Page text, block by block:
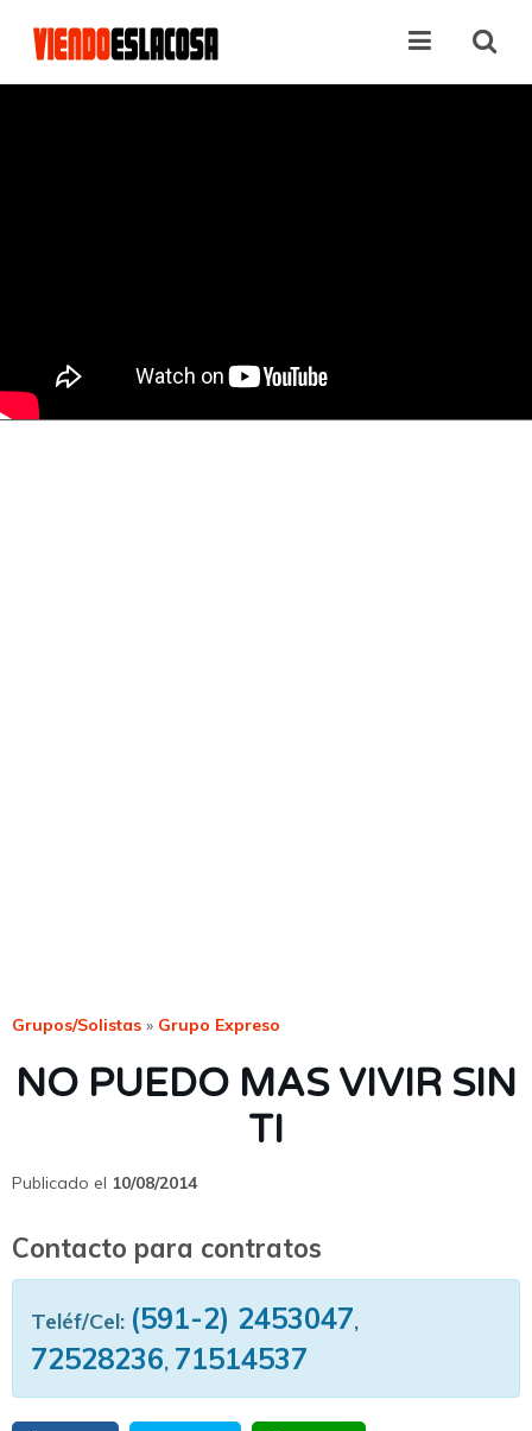
Grupos/Solistas » Grupo Expreso
NO PUEDO MAS VIVIR SIN
TI
Publicado el 10/08/2014
Contacto para contratos
Teléf/Cel: (591-2) 2453047,
72528236, 71514537